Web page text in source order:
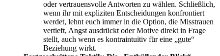
oder vertrauensvolle Antworten zu wählen. Schließlich,
wenn ihr mit expliziten Entscheidungen konfrontiert
werdet, lehnt euch immer in die Option, die Misstrauen
vertieft, Angst ausdrückt oder Motive direkt in Frage
stellt, auch wenn es kontraintuitiv für eine „gute“
Beziehung wirkt.